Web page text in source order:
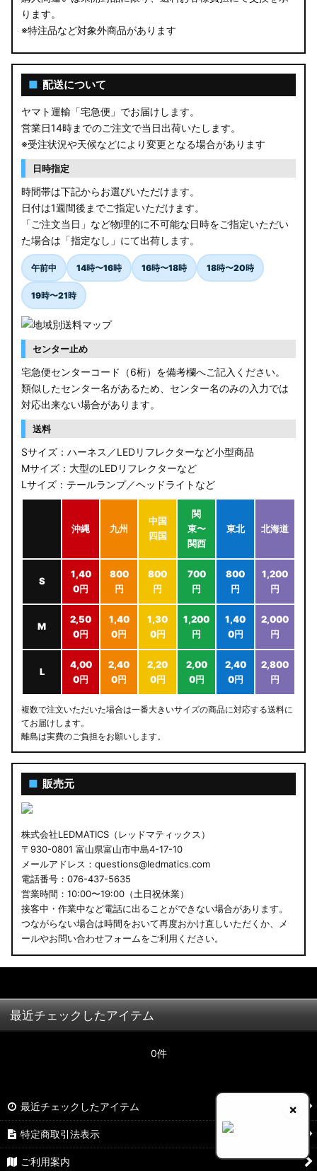
ります。
※特注品など対象外商品があります
■ 配送について
ヤマト運輸「宅急便」でお届けします。
営業日14時までのご注文で当日出荷いたします。
※受注状況や天候などにより変更となる場合があります
日時指定
時間帯は下記からお選びいただけます。
日付は1週間後までご指定いただけます。
「ご注文当日」など物理的に不可能な日時をご指定いただい
た場合は「指定なし」にて出荷します。
午前中 14時〜16時 16時〜18時 18時〜20時
19時〜21時
センター止め
宅急便センターコード（6桁）を備考欄へご記入ください。
類似したセンター名があるため、センター名のみの入力では
対応出来ない場合があります。
送料
Sサイズ：ハーネス／LEDリフレクターなど小型商品
Mサイズ：大型のLEDリフレクターなど
Lサイズ：テールランプ／ヘッドライトなど
沖縄 九州
中国
四国
関
東〜
関西
東北 北海道
S
1,40
0円
800
円
800
円
700
円
800
円
1,200
円
M
2,50
0円
1,40
0円
1,30
0円
1,200
円
1,40
0円
2,000
円
L
4,00
0円
2,40
0円
2,20
0円
2,00
0円
2,40
0円
2,800
円
複数で注文いただいた場合は一番大きいサイズの商品に対応する送料に
てお届けします。
離島は実費のご負担をお願いします。
■ 販売元
株式会社LEDMATICS（レッドマティックス）
〒930-0801 富山県富山市中島4-17-10
メールアドレス：questions@ledmatics.com
電話番号：076-437-5635
営業時間：10:00〜19:00（土日祝休業）
接客中・作業中など電話に出ることができない場合があります。
つながらない場合は時間をおいて再度おかけ直しいただくか、メ
ールやお問い合わせフォームをご利用ください。
×
最近チェックしたアイテム
0件
最近チェックしたアイテム
特定商取引法表示
ご利用案内